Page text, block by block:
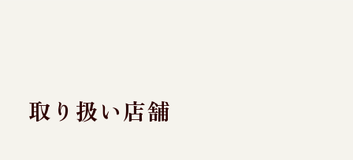
取り扱い店舗